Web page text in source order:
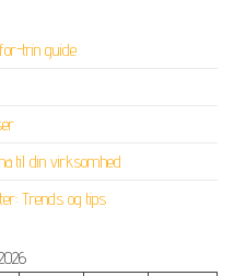
trin guide
til din virksomhed
Trends og tips